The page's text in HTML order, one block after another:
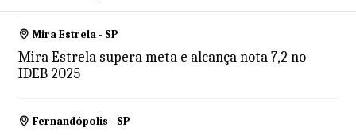
Mira Estrela - SP
Mira Estrela supera meta e alcança nota 7,2 no
IDEB 2025
Fernandópolis - SP